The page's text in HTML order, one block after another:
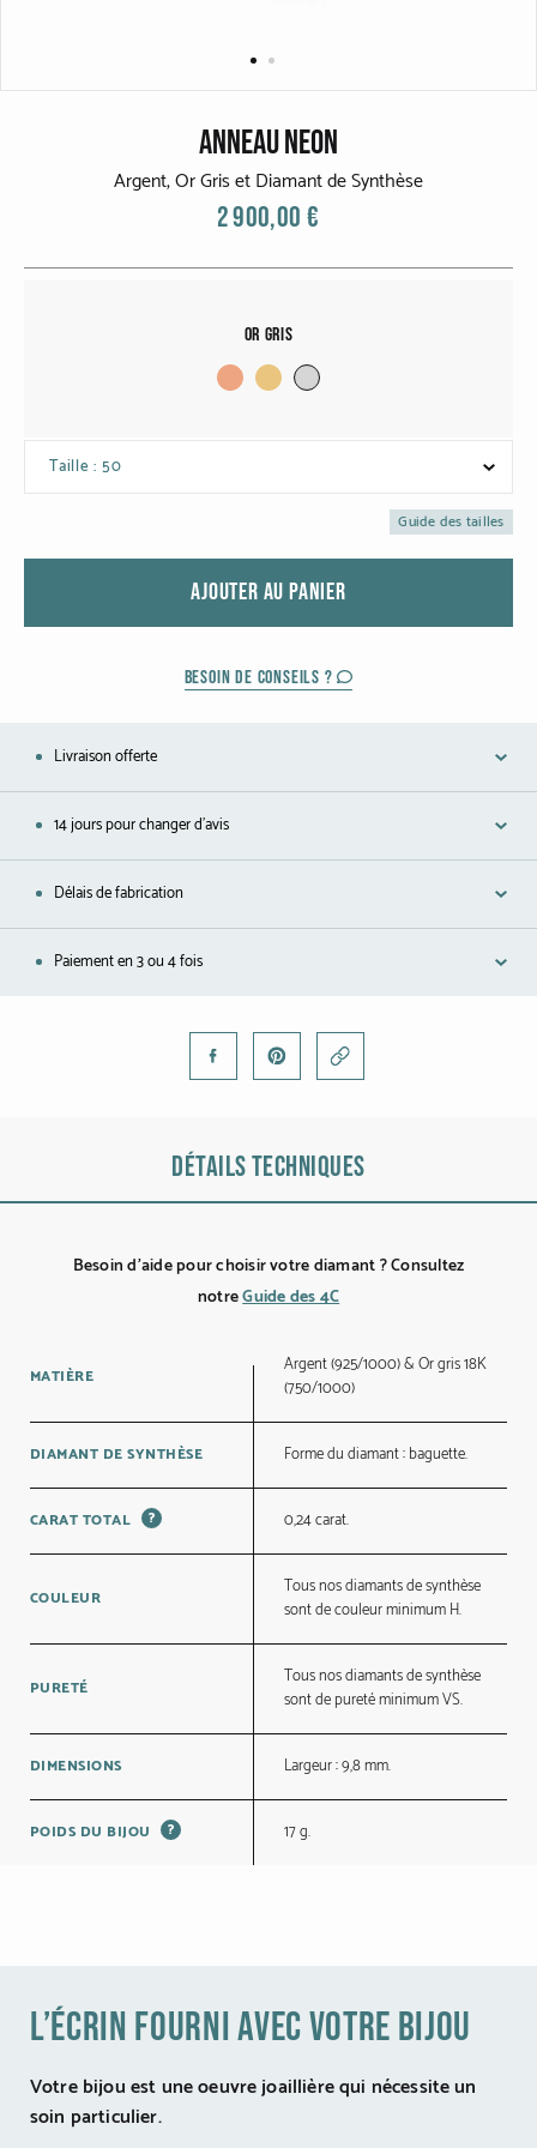
Boucles d'oreilles
Platine
Alcione
Diamondfly
ANNEAU NEON
Argent, Or Gris et Diamant de Synthèse
2 900,00 €
Or Gris
Taille : 50
Guide des tailles
AJOUTER AU PANIER
BESOIN DE CONSEILS ?
Livraison offerte
14 jours pour changer d'avis
Délais de fabrication
Paiement en 3 ou 4 fois
Détails techniques
Besoin d’aide pour choisir votre diamant ? Consultez
notreGuide des 4C
MATIÈRE
Argent (925/1000) & Or gris 18K
(750/1000)
DIAMANT DE SYNTHÈSE Forme du diamant : baguette.
CARAT TOTAL ? 0,24 carat.
COULEUR
Tous nos diamants de synthèse
sont de couleur minimum H.
PURETÉ
Tous nos diamants de synthèse
sont de pureté minimum VS.
DIMENSIONS Largeur : 9,8 mm.
POIDS DU BIJOU ? 17 g.
l’écrin fourni avec votre bijou
Votre bijou est une oeuvre joaillière qui nécessite un
soin particulier.